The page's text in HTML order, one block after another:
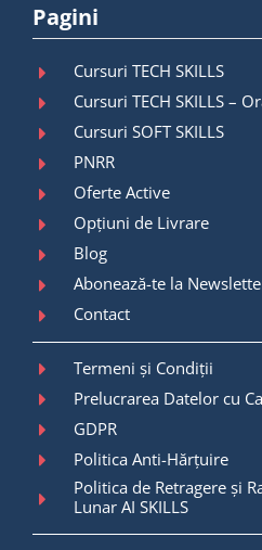
Pagini
Cursuri TECH SKILLS
Cursuri TECH SKILLS –
Cursuri SOFT SKILLS
PNRR
Oferte Active
Opțiuni de Livrare
Blog
Abonează-te la
Contact
Termeni și Condiții
Prelucrarea Datelor cu
GDPR
Politica Anti-Hărțuire
Politica de Retragere și
Lunar AI SKILLS